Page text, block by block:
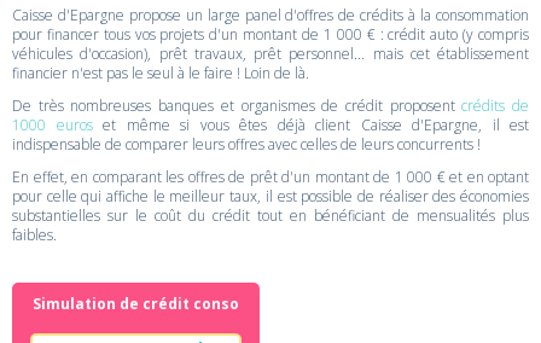
Caisse d'Epargne propose un large panel d'offres de crédits à la consommation
pour financer tous vos projets d'un montant de 1 000 € : crédit auto (y compris
véhicules d'occasion), prêt travaux, prêt personnel... mais cet établissement
financier n'est pas le seul à le faire ! Loin de là.
De très nombreuses banques et organismes de crédit proposentcrédits de
1000 euroset même si vous êtes déjà client Caisse d'Epargne, il est
indispensable de comparer leurs offres avec celles de leurs concurrents !
En effet, en comparant les offres de prêt d'un montant de 1 000 € et en optant
pour celle qui affiche le meilleur taux, il est possible de réaliser des économies
substantielles sur le coût du crédit tout en bénéficiant de mensualités plus
faibles.
Simulation de crédit conso